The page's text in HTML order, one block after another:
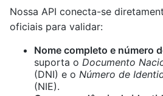
Nossa API conecta-se
oficiais para validar:
Nome completo e número
suporta o Documento
(DNI) e o Número de
(NIE).